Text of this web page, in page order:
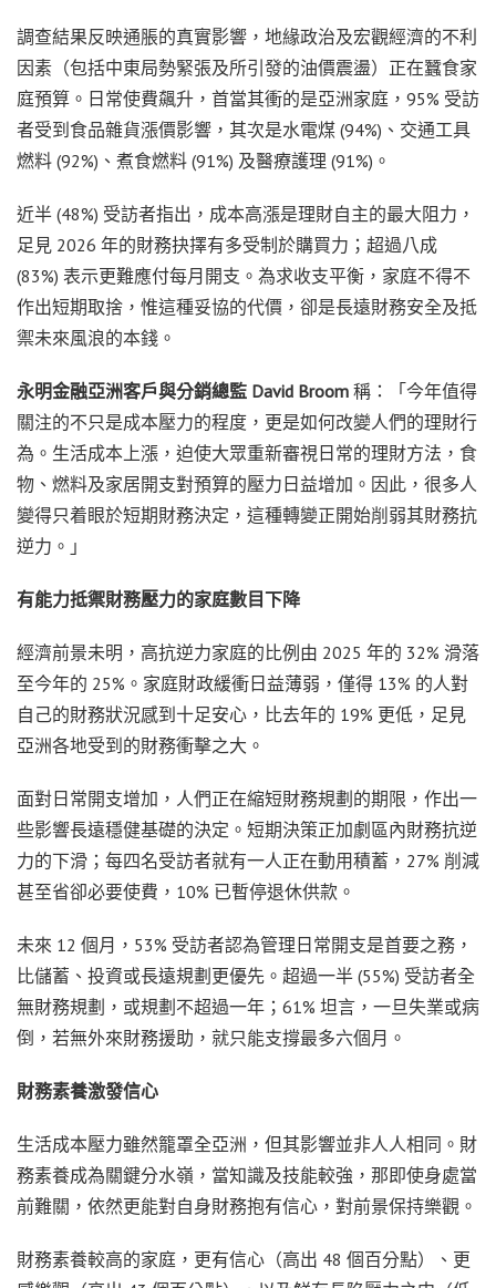
調查結果反映通脹的真實影響，地緣政治及宏觀經濟的不利
因素（包括中東局勢緊張及所引發的油價震盪）正在蠶食家
庭預算。日常使費飆升，首當其衝的是亞洲家庭，95% 受訪
者受到食品雜貨漲價影響，其次是水電煤 (94%)、交通工具
燃料 (92%)、煮食燃料 (91%) 及醫療護理 (91%)。
近半 (48%) 受訪者指出，成本高漲是理財自主的最大阻力，
足見 2026 年的財務抉擇有多受制於購買力；超過八成
(83%) 表示更難應付每月開支。為求收支平衡，家庭不得不
作出短期取捨，惟這種妥協的代價，卻是長遠財務安全及抵
禦未來風浪的本錢。
永明金融亞洲客戶與分銷總監 David Broom 稱：「今年值得
關注的不只是成本壓力的程度，更是如何改變人們的理財行
為。生活成本上漲，迫使大眾重新審視日常的理財方法，食
物、燃料及家居開支對預算的壓力日益增加。因此，很多人
變得只着眼於短期財務決定，這種轉變正開始削弱其財務抗
逆力。」
有能力抵禦財務壓力的家庭數目下降
經濟前景未明，高抗逆力家庭的比例由 2025 年的 32% 滑落
至今年的 25%。家庭財政緩衝日益薄弱，僅得 13% 的人對
自己的財務狀況感到十足安心，比去年的 19% 更低，足見
亞洲各地受到的財務衝擊之大。
面對日常開支增加，人們正在縮短財務規劃的期限，作出一
些影響長遠穩健基礎的決定。短期決策正加劇區內財務抗逆
力的下滑；每四名受訪者就有一人正在動用積蓄，27% 削減
甚至省卻必要使費，10% 已暫停退休供款。
未來 12 個月，53% 受訪者認為管理日常開支是首要之務，
比儲蓄、投資或長遠規劃更優先。超過一半 (55%) 受訪者全
無財務規劃，或規劃不超過一年；61% 坦言，一旦失業或病
倒，若無外來財務援助，就只能支撐最多六個月。
財務素養激發信心
生活成本壓力雖然籠罩全亞洲，但其影響並非人人相同。財
務素養成為關鍵分水嶺，當知識及技能較強，那即使身處當
前難關，依然更能對自身財務抱有信心，對前景保持樂觀。
財務素養較高的家庭，更有信心（高出 48 個百分點）、更